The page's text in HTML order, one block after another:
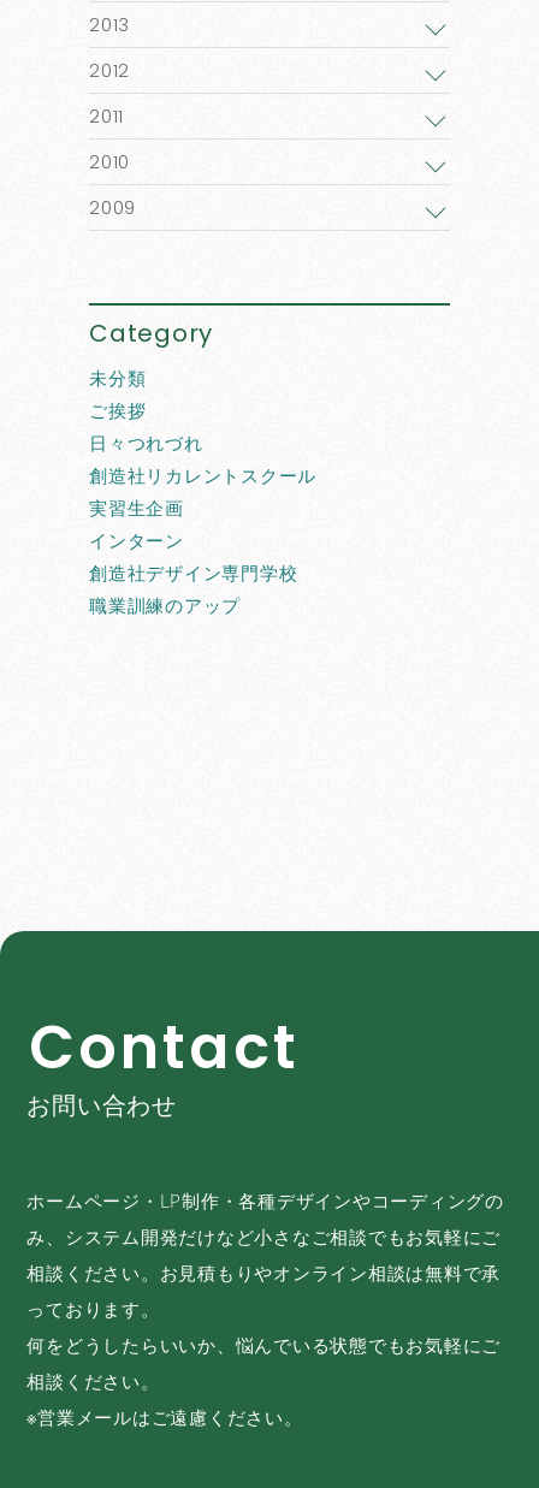
2013
2012
2011
2010
2009
Category
未分類
ご挨拶
日々つれづれ
創造社リカレントスクール
実習生企画
インターン
創造社デザイン専門学校
職業訓練のアップ
Contact
お問い合わせ
ホームページ・LP制作・各種デザインやコーディングの
み、システム開発だけなど小さなご相談でもお気軽にご
相談ください。お見積もりやオンライン相談は無料で承
っております。
何をどうしたらいいか、悩んでいる状態でもお気軽にご
相談ください。
※営業メールはご遠慮ください。